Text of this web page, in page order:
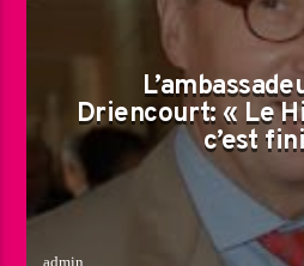
Driencourt: « Le
c’est
admin